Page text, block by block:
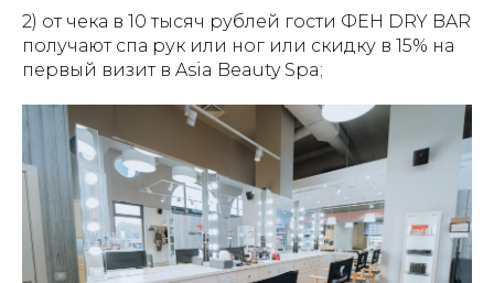
2) от чека в 10 тысяч рублей гости ФЕН DRY BAR
получают спа рук или ног или скидку в 15% на
первый визит в Asia Beauty Spa;